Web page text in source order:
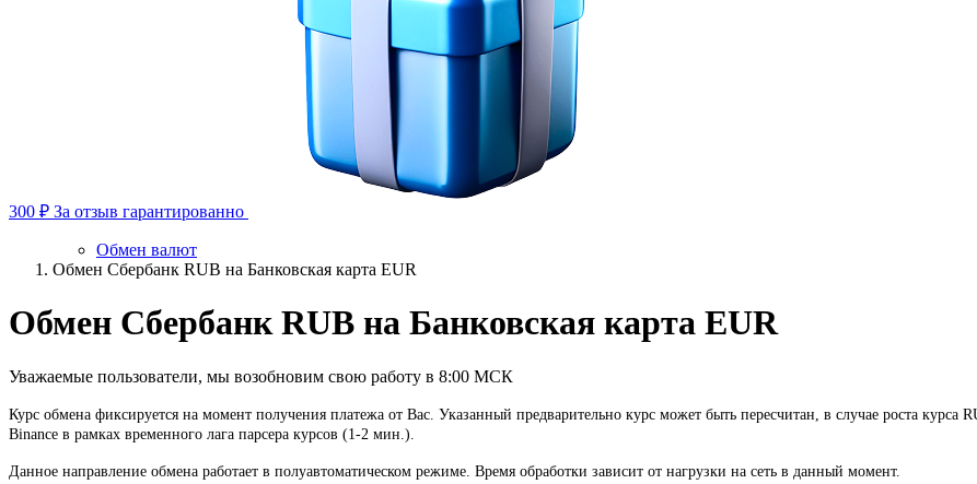
300 ₽ За отзыв гарантированно
Обмен валют
Обмен Сбербанк RUB на Банковская карта EUR
Обмен Сбербанк RUB на Банковская карта EUR
Уважаемые пользователи, мы возобновим свою работу в 8:00 МСК
Курс обмена фиксируется на момент получения платежа от Вас. Указанный предварительно курс может быть пересчитан, в случае роста
Binance в рамках временного лага парсера курсов (1-2 мин.).
Данное направление обмена работает в полуавтоматическом режиме. Время обработки зависит от нагрузки на сеть в данный момент.